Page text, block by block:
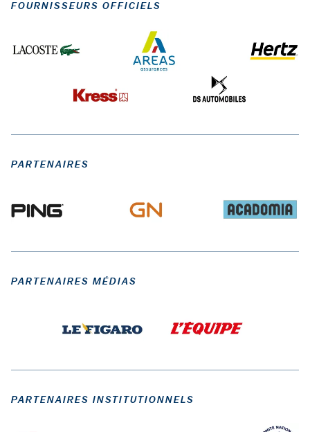
FOURNISSEURS OFFICIELS
PARTENAIRES
PARTENAIRES MÉDIAS
PARTENAIRES INSTITUTIONNELS